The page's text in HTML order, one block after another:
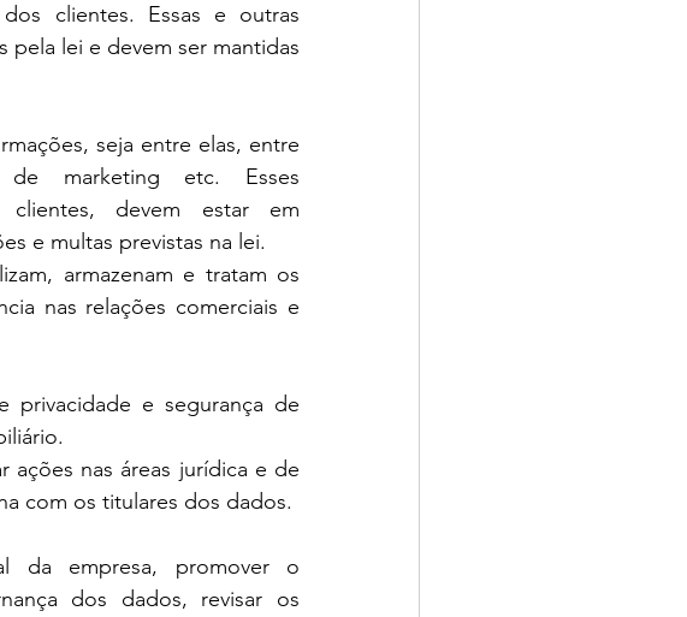
clientes. Essas e outras
lei e devem ser mantidas
seja entre elas, entre
de marketing etc. Esses
clientes, devem estar em
e multas previstas na lei.
armazenam e tratam os
nas relações comerciais e
privacidade e segurança de
ações nas áreas jurídica e de
com os titulares dos dados.
da empresa, promover o
dos dados, revisar os